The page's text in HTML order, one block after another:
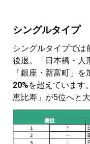
シングルタイプ
シングルタイプでは
後退。「日本橋・人
「銀座・新富町」を
20%を超えています
恵比寿」が5位へと